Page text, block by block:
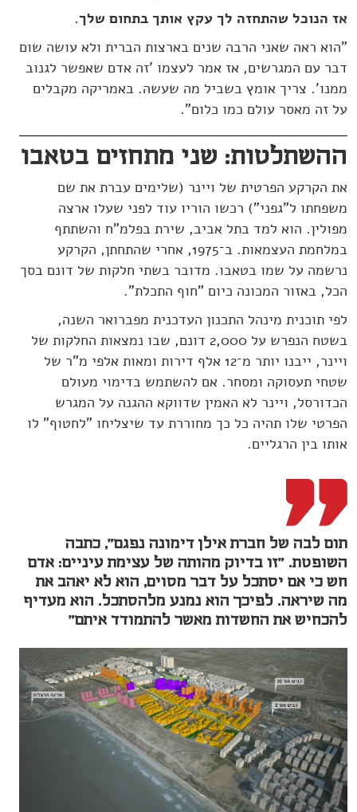
אז הנוכל שהתחזה לך עקץ אותך בתחום שלך.
"הוא ראה שאני הרבה שנים בארצות הברית ולא עושה שום
דבר עם המגרשים, אז אמר לעצמו 'זה אדם שאפשר לגנוב
ממנו'. צריך אומץ בשביל מה שעשה. באמריקה מקבלים
על זה מאסר עולם כמו כלום".
ההשתלטות: שני מתחזים בטאבו
את הקרקע הפרטית של ויינר (שלימים עברת את שם
משפחתו ל"גפני") רכשו הוריו עוד לפני שעלו ארצה
מפולין. הוא למד בתל אביב, שירת בפלמ"ח והשתתף
במלחמת העצמאות. ב־1975, אחרי שהתחתן, הקרקע
נרשמה על שמו בטאבו. מדובר בשתי חלקות של דונם בסך
הכל, באזור המכונה כיום "חוף התכלת".
לפי תוכנית מינהל התכנון העדכנית מפברואר השנה,
בשטח הנפרש על 2,000 דונם, שבו נמצאות החלקות של
ויינר, ייבנו יותר מ־12 אלף דירות ומאות אלפי מ"ר של
שטחי תעסוקה ומסחר. אם להשתמש בדימוי מעולם
הכדורסל, ויינר לא האמין שדווקא ההגנה על המגרש
הפרטי שלו תהיה כל כך מחוררת עד שיצליחו "לחטוף" לו
אותו בין הרגליים.
תום לבה של חברת אילן דימונה נפגם", כתבה
השופטת. "זו בדיוק מהותה של עצימת עיניים: אדם
חש כי אם יסתכל על דבר מסוים, הוא לא יאהב את
מה שיראה. לפיכך הוא נמנע מלהסתכל. הוא מעדיף
להכחיש את החשדות מאשר להתמודד איתם"